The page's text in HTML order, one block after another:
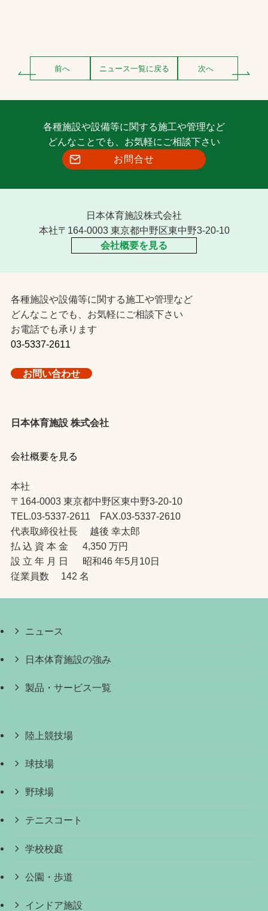
前へ ニュース一覧に戻る 次へ
各種施設や設備等に関する施工や管理など
どんなことでも、お気軽にご相談下さい
お問合せ
日本体育施設株式会社
本社〒164-0003 東京都中野区東中野3-20-10
会社概要を見る
各種施設や設備等に関する施工や管理など
どんなことでも、お気軽にご相談下さい
お電話でも承ります
03-5337-2611
お問い合わせ
日本体育施設 株式会社
会社概要を見る
本社
〒164-0003 東京都中野区東中野3-20-10
TEL.03-5337-2611 FAX.03-5337-2610
代表取締役社長 越後 幸太郎
払 込 資 本 金 4,350 万円
設 立 年 月 日 昭和46 年5月10日
従業員数 142 名
ニュース
日本体育施設の強み
製品・サービス一覧
陸上競技場
球技場
野球場
テニスコート
学校校庭
公園・歩道
インドア施設